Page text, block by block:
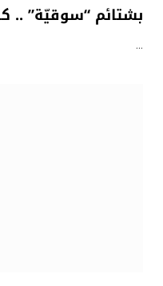
بشتائم “سوقيّة” ..
…